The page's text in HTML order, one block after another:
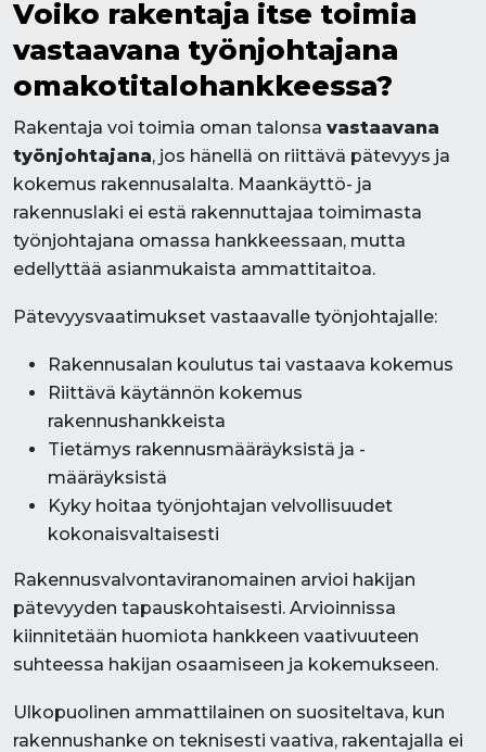
Voiko rakentaja itse toimia
vastaavana työnjohtajana
omakotitalohankkeessa?
Rakentaja voi toimia oman talonsa vastaavana
työnjohtajana, jos hänellä on riittävä pätevyys ja
kokemus rakennusalalta. Maankäyttö- ja
rakennuslaki ei estä rakennuttajaa toimimasta
työnjohtajana omassa hankkeessaan, mutta
edellyttää asianmukaista ammattitaitoa.
Pätevyysvaatimukset vastaavalle työnjohtajalle:
Rakennusalan koulutus tai vastaava kokemus
Riittävä käytännön kokemus
rakennushankkeista
Tietämys rakennusmääräyksistä ja -
määräyksistä
Kyky hoitaa työnjohtajan velvollisuudet
kokonaisvaltaisesti
Rakennusvalvontaviranomainen arvioi hakijan
pätevyyden tapauskohtaisesti. Arvioinnissa
kiinnitetään huomiota hankkeen vaativuuteen
suhteessa hakijan osaamiseen ja kokemukseen.
Ulkopuolinen ammattilainen on suositeltava, kun
rakennushanke on teknisesti vaativa, rakentajalla ei